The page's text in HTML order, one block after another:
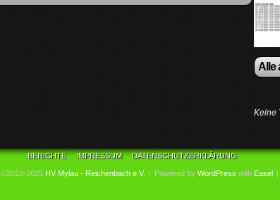
Alle
Keine
BERICHTE IMPRESSUM DATENSCHUTZERKLÄRUNG
©2013-2025 HV Mylau - Reichenbach e.V. | Powered by WordPress with Easel |